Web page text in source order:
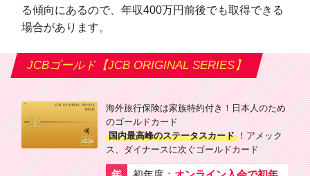
る傾向にあるので、年収400万円前後でも取得できる
場合があります。
JCBゴールド【JCB ORIGINAL SERIES】
海外旅行保険は家族特約付き！日本人のため
のゴールドカード
国内最高峰のステータスカード ！アメック
ス、ダイナースに次ぐゴールドカード